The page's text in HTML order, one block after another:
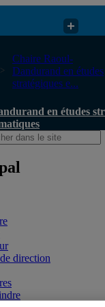
en études
Chaire Raoul-
Dandurand en études
stratégiques e...
en études
direction